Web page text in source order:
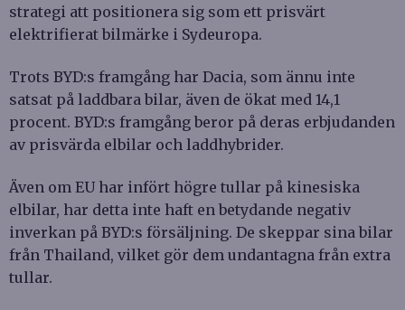
strategi att positionera sig som ett prisvärt
elektrifierat bilmärke i Sydeuropa.
Trots BYD:s framgång har Dacia, som ännu inte
satsat på laddbara bilar, även de ökat med 14,1
procent. BYD:s framgång beror på deras erbjudanden
av prisvärda elbilar och laddhybrider.
Även om EU har infört högre tullar på kinesiska
elbilar, har detta inte haft en betydande negativ
inverkan på BYD:s försäljning. De skeppar sina bilar
från Thailand, vilket gör dem undantagna från extra
tullar.